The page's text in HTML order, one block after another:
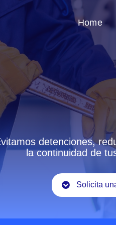
Home
detenciones,
la continuidad de
Solicita